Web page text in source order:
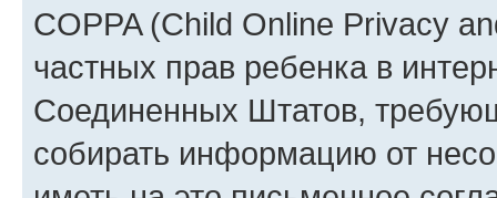
COPPA (Child Online Privacy
частных прав ребенка в
Соединенных Штатов,
собирать информацию от